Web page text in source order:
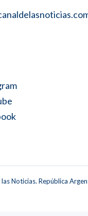
Noticias. República